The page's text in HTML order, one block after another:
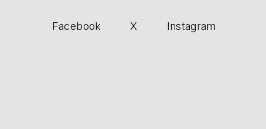
Facebook X Instagram